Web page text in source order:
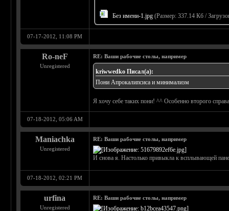
Без имени-1.jpg (Размер: 337.14 Кб /
07-17-2012, 11:08 PM
Ro-neF
Unregistered
RE: Ваши рабочие столы, например
kriwwedko Писал(а):
Пони Апрокалипсиса и минимализм
Я хочу себе таких пони! ^^ Особенно второго
07-18-2012, 05:06 AM
Maniachka
Unregistered
RE: Ваши рабочие столы, например
И снова я. Настолько привыкла к всплывающей
07-18-2012, 02:21 PM
urfina
Unregistered
RE: Ваши рабочие столы, например